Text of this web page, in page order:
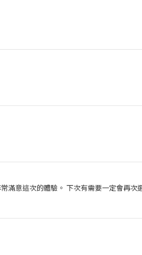
滿意這次的體驗。 下次有需要一定會再次